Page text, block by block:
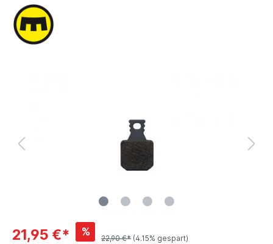
21,95 €* %
22,90 €* (4.15% gespart)